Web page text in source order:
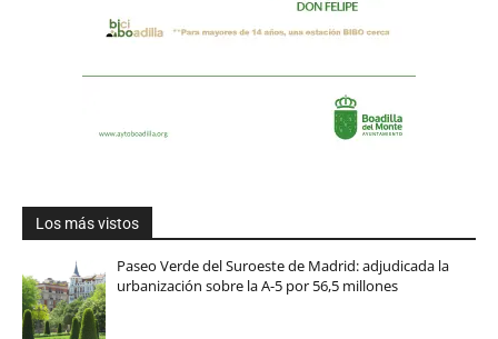
Los más vistos
Paseo Verde del Suroeste de Madrid: adjudicada la
urbanización sobre la A-5 por 56,5 millones